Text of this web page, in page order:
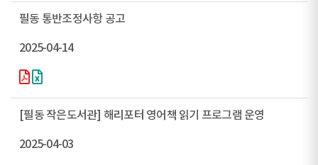
필동 통반조정사항 공고
2025-04-14
[필동 작은도서관] 해리포터 영어책 읽기 프로그램 운영
2025-04-03